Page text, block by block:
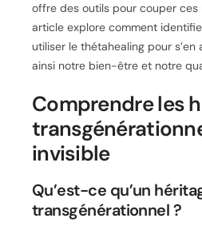
offre des outils pour couper ces
article explore comment
utiliser le thétahealing pour
ainsi notre bien-être et notre
Comprendre les
invisible
Qu’est-ce qu’un
transgénérationnel ?